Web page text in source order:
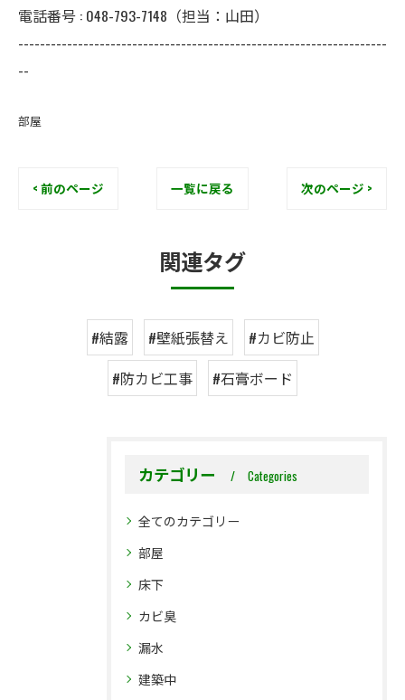
電話番号 : 048-793-7148（担当：山田）
--------------------------------------------------------------------
--
部屋
< 前のページ 一覧に戻る 次のページ >
関連タグ
#結露 #壁紙張替え
#カビ防止
#防カビ工事
#石膏ボード
カテゴリー Categories
全てのカテゴリー
部屋
床下
カビ臭
漏水
建築中